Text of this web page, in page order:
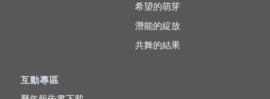
希望的萌芽
潛能的綻放
共舞的結果
互動專區